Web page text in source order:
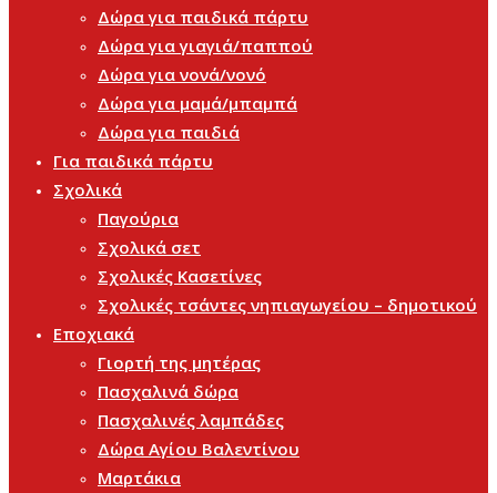
Δώρα για παιδικά πάρτυ
Δώρα για γιαγιά/παππού
Δώρα για νονά/νονό
Δώρα για μαμά/μπαμπά
Δώρα για παιδιά
Για παιδικά πάρτυ
Σχολικά
Παγούρια
Σχολικά σετ
Σχολικές Κασετίνες
Σχολικές τσάντες νηπιαγωγείου – δημοτικού
Εποχιακά
Γιορτή της μητέρας
Πασχαλινά δώρα
Πασχαλινές λαμπάδες
Δώρα Αγίου Βαλεντίνου
Μαρτάκια